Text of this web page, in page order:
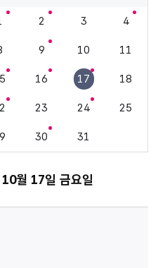
2 3 4
9 10 11
16 17 18
23 24 25
30 31
월 17일 금요일